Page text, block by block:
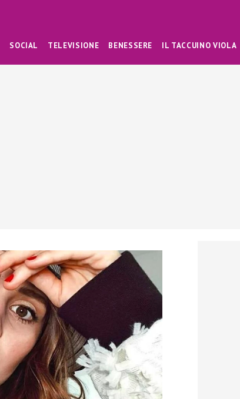
SOCIAL TELEVISIONE BENESSERE IL TACCUINO VIOLA